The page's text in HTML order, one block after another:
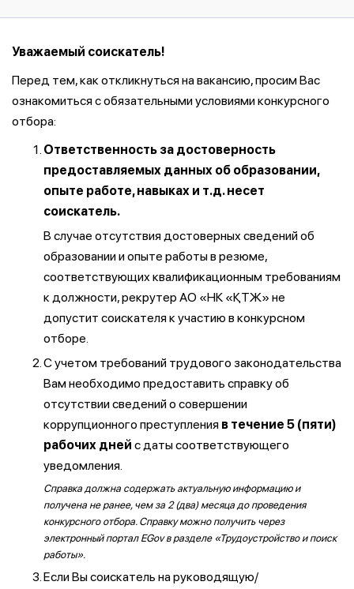
Уважаемый соискатель!
Перед тем, как откликнуться на вакансию, просим Вас
ознакомиться с обязательными условиями конкурсного
отбора:
Ответственность за достоверность
предоставляемых данных об образовании,
опыте работе, навыках и т.д. несет
соискатель.
В случае отсутствия достоверных сведений об
образовании и опыте работы в резюме,
соответствующих квалификационным требованиям
к должности, рекрутер АО «НК «ҚТЖ» не
допустит соискателя к участию в конкурсном
отборе.
С учетом требований трудового законодательства
Вам необходимо предоставить справку об
отсутствии сведений о совершении
коррупционного преступления в течение 5 (пяти)
рабочих дней с даты соответствующего
уведомления.
Справка должна содержать актуальную информацию и
получена не ранее, чем за 2 (два) месяца до проведения
конкурсного отбора. Справку можно получить через
электронный портал EGov в разделе «Трудоустройство и поиск
работы».
Если Вы соискатель на руководящую/